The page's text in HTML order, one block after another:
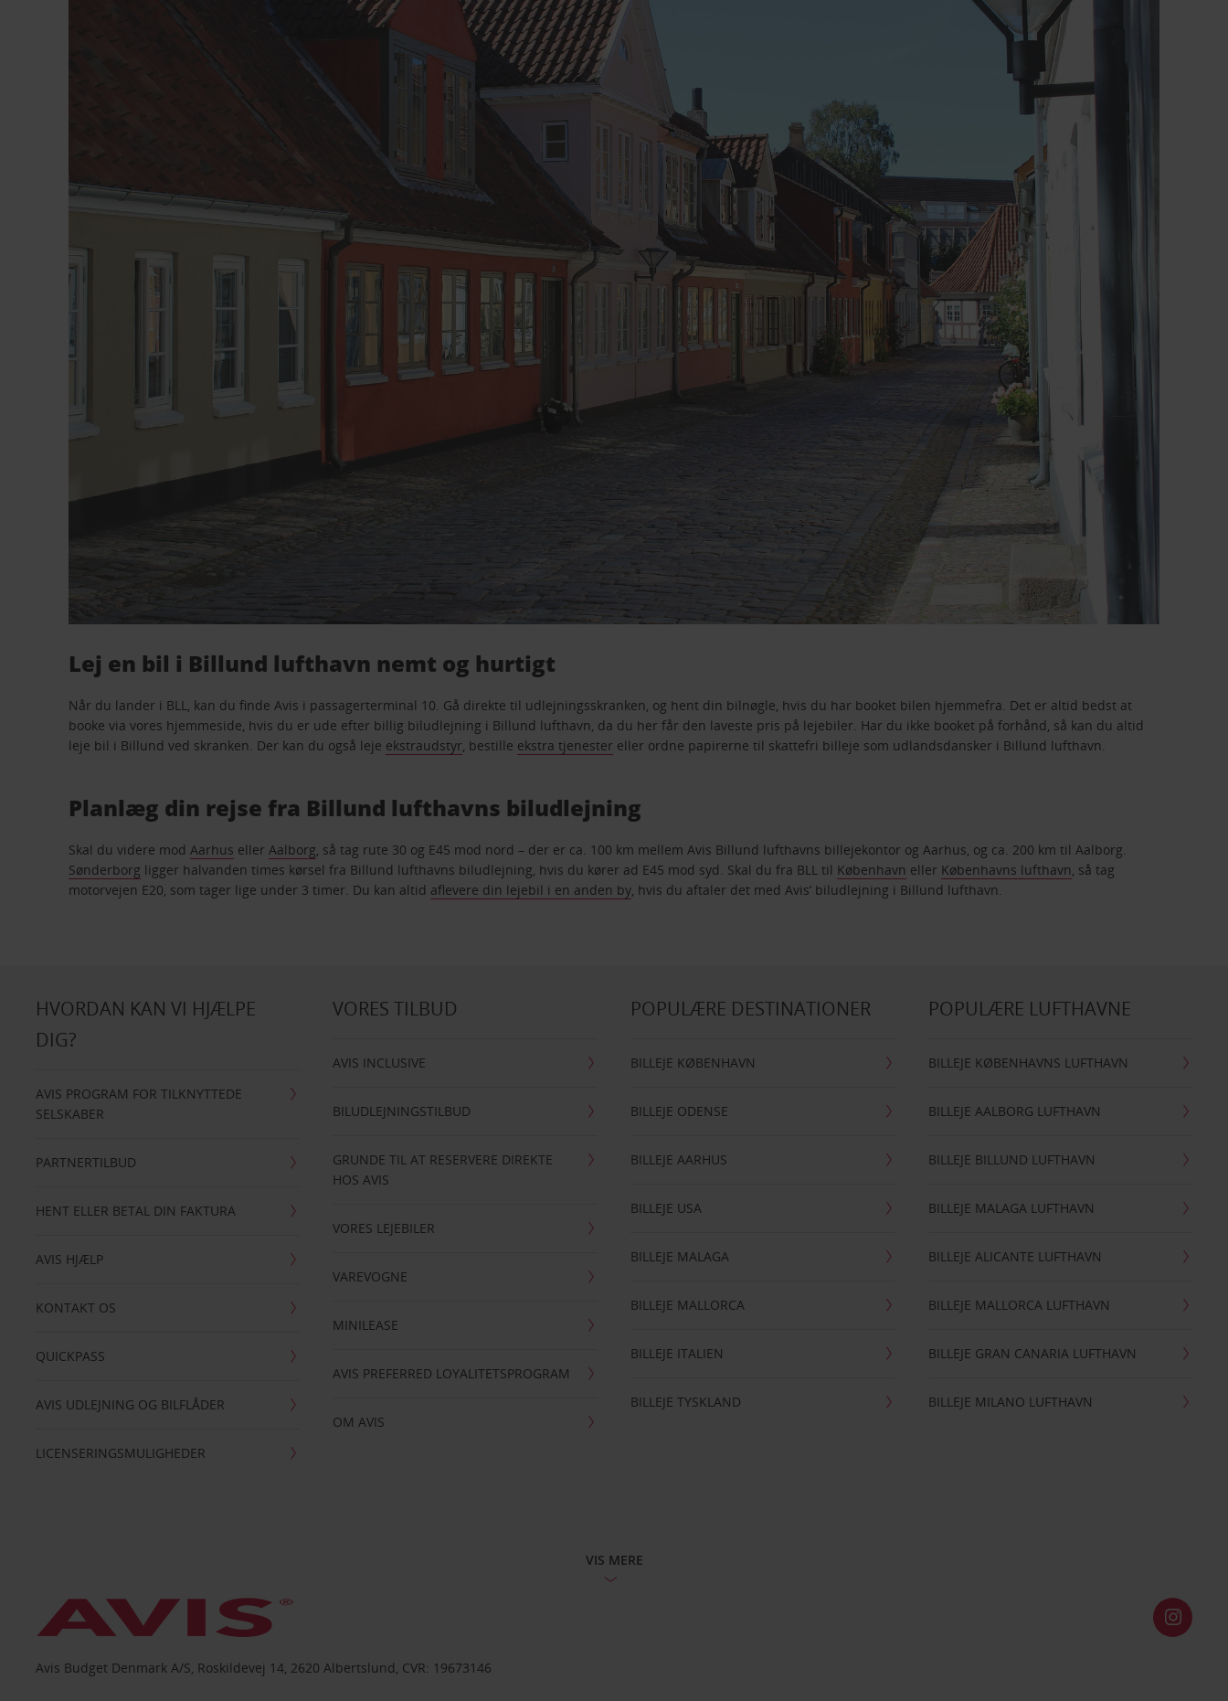
Lej en bil i Billund lufthavn nemt og hurtigt
Når du lander i BLL, kan du finde Avis i passagerterminal 10. Gå direkte til udlejningsskranken, og hent din bilnøgle, hvis du har booket bilen hjemmefra. Det er altid bedst at
booke via vores hjemmeside, hvis du er ude efter billig biludlejning i Billund lufthavn, da du her får den laveste pris på lejebiler. Har du ikke booket på forhånd, så kan du altid
leje bil i Billund ved skranken. Der kan du også leje ekstraudstyr, bestille ekstra tjenester eller ordne papirerne til skattefri billeje som udlandsdansker i Billund lufthavn.
Planlæg din rejse fra Billund lufthavns biludlejning
Skal du videre modAarhus ellerAalborg, så tag rute 30 og E45 mod nord – der er ca. 100 km mellem Avis Billund lufthavns billejekontor og Aarhus, og ca. 200 km til Aalborg.
Sønderborg ligger halvanden times kørsel fra Billund lufthavns biludlejning, hvis du kører ad E45 mod syd. Skal du fra BLL til København eller Københavns lufthavn, så tag
motorvejen E20, som tager lige under 3 timer. Du kan altid aflevere din lejebil i en anden by, hvis du aftaler det med Avis’ biludlejning i Billund lufthavn.
HVORDAN KAN VI HJÆLPE
DIG?
AVIS PROGRAM FOR TILKNYTTEDE
SELSKABER
PARTNERTILBUD
HENT ELLER BETAL DIN FAKTURA
AVIS HJÆLP
KONTAKT OS
QUICKPASS
AVIS UDLEJNING OG BILFLÅDER
LICENSERINGSMULIGHEDER
VORES TILBUD
AVIS INCLUSIVE
BILUDLEJNINGSTILBUD
GRUNDE TIL AT RESERVERE DIREKTE
HOS AVIS
VORES LEJEBILER
VAREVOGNE
MINILEASE
AVIS PREFERRED LOYALITETSPROGRAM
OM AVIS
POPULÆRE DESTINATIONER
BILLEJE KØBENHAVN
BILLEJE ODENSE
BILLEJE AARHUS
BILLEJE USA
BILLEJE MALAGA
BILLEJE MALLORCA
BILLEJE ITALIEN
BILLEJE TYSKLAND
POPULÆRE LUFTHAVNE
BILLEJE KØBENHAVNS LUFTHAVN
BILLEJE AALBORG LUFTHAVN
BILLEJE BILLUND LUFTHAVN
BILLEJE MALAGA LUFTHAVN
BILLEJE ALICANTE LUFTHAVN
BILLEJE MALLORCA LUFTHAVN
BILLEJE GRAN CANARIA LUFTHAVN
BILLEJE MILANO LUFTHAVN
VIS MERE
Avis Budget Denmark A/S, Roskildevej 14, 2620 Albertslund, CVR: 19673146